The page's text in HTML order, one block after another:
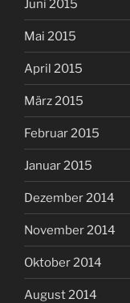
Juni 2015
Mai 2015
April 2015
März 2015
Februar 2015
Januar 2015
Dezember 2014
November 2014
Oktober 2014
August 2014